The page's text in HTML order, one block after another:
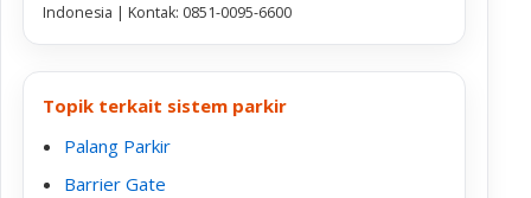
Indonesia | Kontak: 0851-0095-6600
Topik terkait sistem parkir
Palang Parkir
Barrier Gate